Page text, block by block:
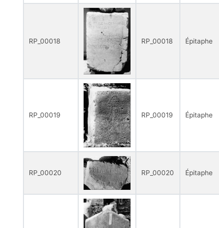
RP_00018 RP_00018 Épitaphe
RP_00019 RP_00019 Épitaphe
RP_00020 RP_00020 Épitaphe